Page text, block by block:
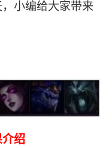
小编给大家带来
绍